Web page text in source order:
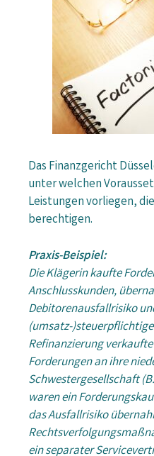
Das Finanzgericht
unter welchen
Leistungen vorliegen,
berechtigen.
Praxis-Beispiel:
Die Klägerin kaufte
Anschlusskunden,
Debitorenausfallrisiko
(umsatz-
Refinanzierung
Forderungen an ihre
Schwestergesellschaft
waren ein
das Ausfallrisiko
ein separater